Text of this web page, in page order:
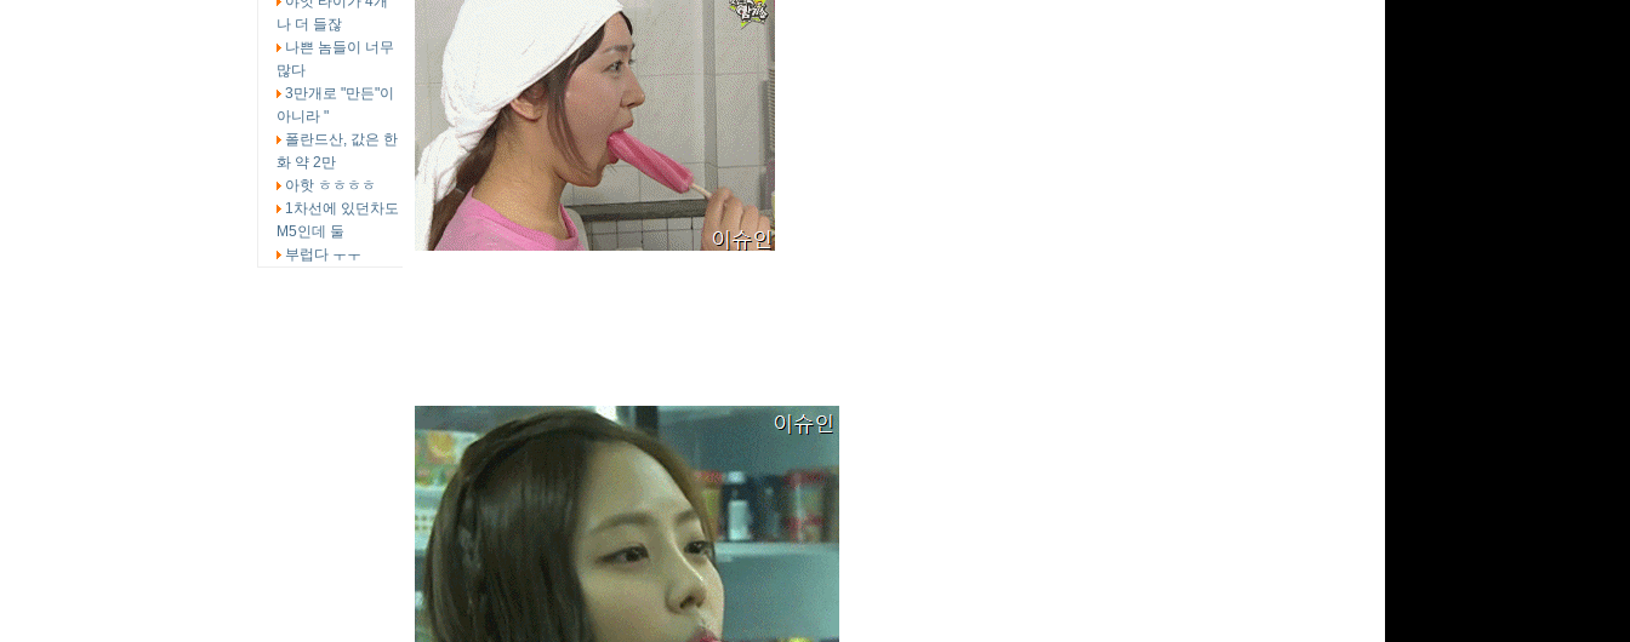
나 더 들잖
나쁜 놈들이 너무
많다
3만개로 "만든"이
아니라 "
폴란드산, 값은 한
화 약 2만
아핫 ㅎㅎㅎㅎ
1차선에 있던차도
M5인데 둘
부럽다 ㅜㅜ